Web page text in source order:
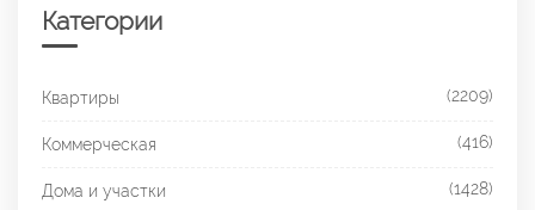
Категории
Квартиры (2209)
Коммерческая (416)
Дома и участки (1428)